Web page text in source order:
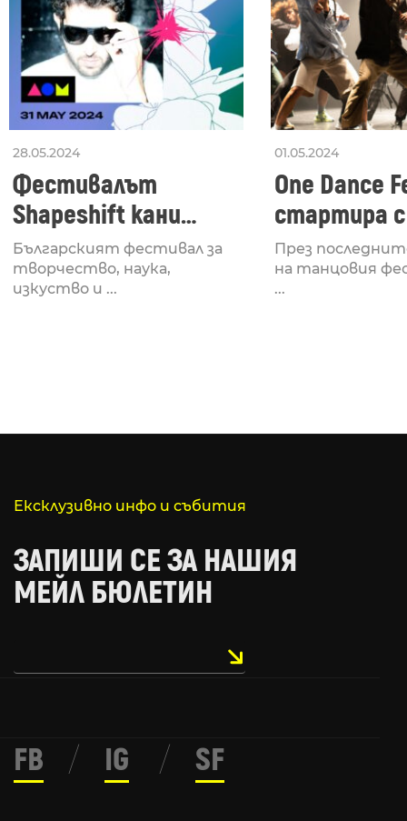
28.05.2024
Фестивалът
Shapeshift кани
Fabrizio Mammarella
за откриването си
Българският фестивал за
творчество, наука,
изкуство и ...
01.05.2024
One Dance
стартира
Lucid,
рейв
През
на танцовия
...
Ексклузивно инфо и събития
ЗАПИШИ СЕ ЗА НАШИЯ
МЕЙЛ БЮЛЕТИН
FB / IG / SF